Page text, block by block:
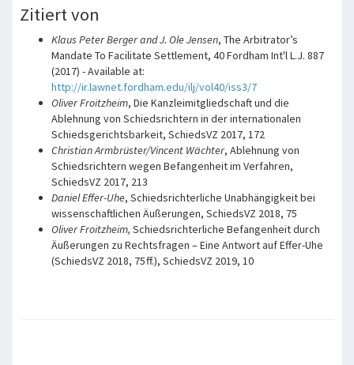
Zitiert von
Klaus Peter Berger and J. Ole Jensen, The Arbitrator’s
Mandate To Facilitate Settlement, 40 Fordham Int'l L.J. 887
(2017) - Available at:
http://ir.lawnet.fordham.edu/ilj/vol40/iss3/7
Oliver Froitzheim, Die Kanzleimitgliedschaft und die
Ablehnung von Schiedsrichtern in der internationalen
Schiedsgerichtsbarkeit, SchiedsVZ 2017, 172
Christian Armbrüster/Vincent Wächter, Ablehnung von
Schiedsrichtern wegen Befangenheit im Verfahren,
SchiedsVZ 2017, 213
Daniel Effer-Uhe, Schiedsrichterliche Unabhängigkeit bei
wissenschaftlichen Äußerungen, SchiedsVZ 2018, 75
Oliver Froitzheim, Schiedsrichterliche Befangenheit durch
Äußerungen zu Rechtsfragen – Eine Antwort auf Effer-Uhe
(SchiedsVZ 2018, 75 ff.), SchiedsVZ 2019, 10